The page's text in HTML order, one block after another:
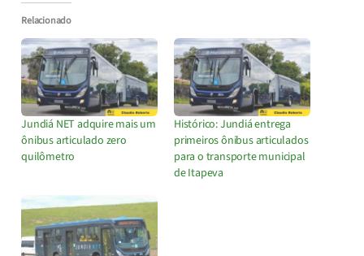
Relacionado
Jundiá NET adquire mais um
ônibus articulado zero
quilômetro
Histórico: Jundiá entrega
primeiros ônibus articulados
para o transporte municipal
de Itapeva